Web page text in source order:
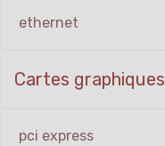
ethernet
Cartes graphiques
pci express